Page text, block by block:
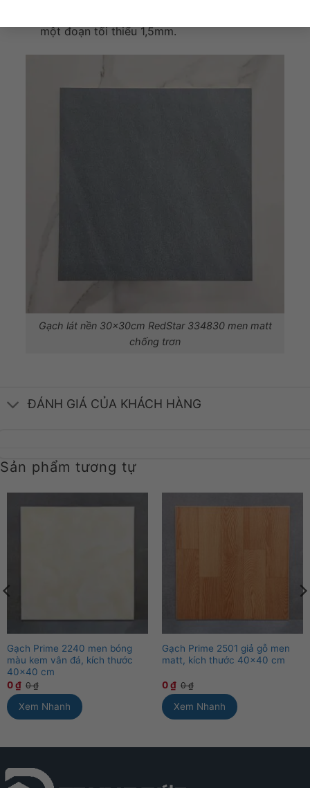
một đoạn tối thiểu 1,5mm.
Gạch lát nền 30x30cm RedStar 334830 men matt
chống trơn
ĐÁNH GIÁ CỦA KHÁCH HÀNG
Sản phẩm tương tự
Gạch Prime 2240 men bóng
màu kem vân đá, kích thước
40×40 cm
0₫ 0₫
Xem Nhanh
Gạch Prime 2501 giả gỗ men
matt, kích thước 40×40 cm
0₫ 0₫
Xem Nhanh